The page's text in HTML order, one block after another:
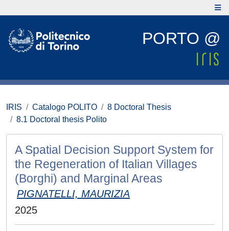
PORTO @
IRIS Catalogo POLITO
8 Doctoral Thesis
8.1 Doctoral thesis Polito
A Spatial Decision Support System for
the Regeneration of Italian Villages
(Borghi) and Marginal Areas
PIGNATELLI, MAURIZIA
2025